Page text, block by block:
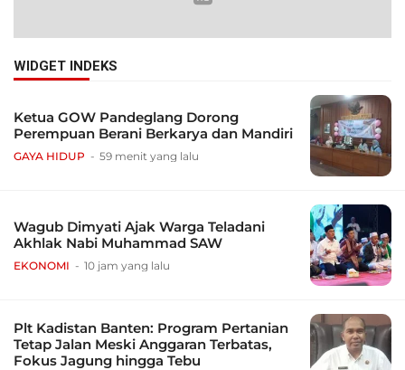
WIDGET INDEKS
Ketua GOW Pandeglang Dorong
Perempuan Berani Berkarya dan Mandiri
GAYA HIDUP 59 menit yang lalu
Wagub Dimyati Ajak Warga Teladani
Akhlak Nabi Muhammad SAW
EKONOMI 10 jam yang lalu
Plt Kadistan Banten: Program Pertanian
Tetap Jalan Meski Anggaran Terbatas,
Fokus Jagung hingga Tebu